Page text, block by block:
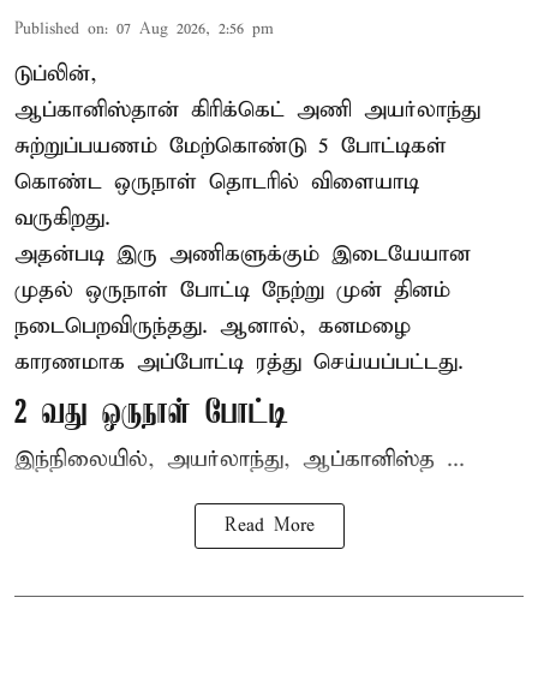
Published on: 07 Aug 2026, 2:56 pm
டுப்லின்,
ஆப்கானிஸ்தான் கிரிக்கெட் அணி அயர்லாந்து
சுற்றுப்பயணம் மேற்கொண்டு 5 போட்டிகள்
கொண்ட ஒருநாள் தொடரில் விளையாடி
வருகிறது.
அதன்படி இரு அணிகளுக்கும் இடையேயான
முதல் ஒருநாள் போட்டி நேற்று முன் தினம்
நடைபெறவிருந்தது. ஆனால், கனமழை
காரணமாக அப்போட்டி ரத்து செய்யப்பட்டது.
2 வது ஒருநாள் போட்டி
இந்நிலையில், அயர்லாந்து, ஆப்கானிஸ்த ...
Read More